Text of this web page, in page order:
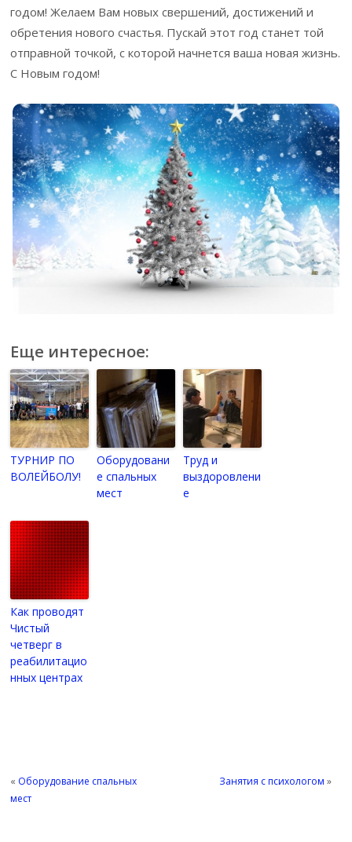
годом! Желаем Вам новых свершений, достижений и
обретения нового счастья. Пускай этот год станет той
отправной точкой, с которой начнется ваша новая жизнь.
С Новым годом!
Еще интересное:
ТУРНИР ПО
ВОЛЕЙБОЛУ!
Оборудовани
е спальных
мест
Труд и
выздоровлени
е
Как проводят
Чистый
четверг в
реабилитацио
нных центрах
« Оборудование спальных
мест
Занятия с психологом »